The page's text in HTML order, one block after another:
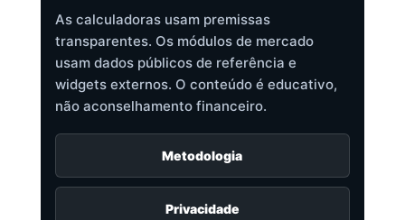
As calculadoras usam premissas
transparentes. Os módulos de mercado
usam dados públicos de referência e
widgets externos. O conteúdo é educativo,
não aconselhamento financeiro.
Metodologia
Privacidade